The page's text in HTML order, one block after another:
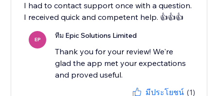
I had to contact support once with a question.
I received quick and competent help. 👍👍👍
EP ทีม Epic Solutions Limited
Thank you for your review! We're
glad the app met your expectations
and proved useful.
มีประโยชน์ (1)